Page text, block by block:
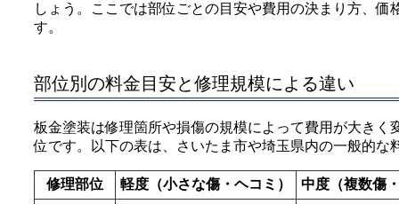
しょう。ここでは部位ごとの目安や費用の決まり方、
す。
部位別の料金目安と修理規模による違い
板金塗装は修理箇所や損傷の規模によって費用が大き
位です。以下の表は、さいたま市や埼玉県内の一般的な
修理部位 軽度（小さな傷・ヘコミ）
中度（複数傷